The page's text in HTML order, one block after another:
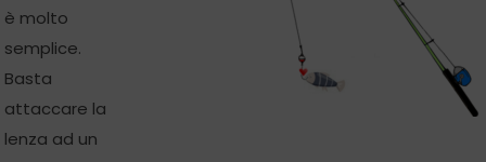
è molto
semplice.
Basta
attaccare la
lenza ad un